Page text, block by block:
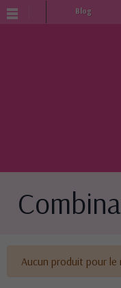
Blog
Aucun produit pour le